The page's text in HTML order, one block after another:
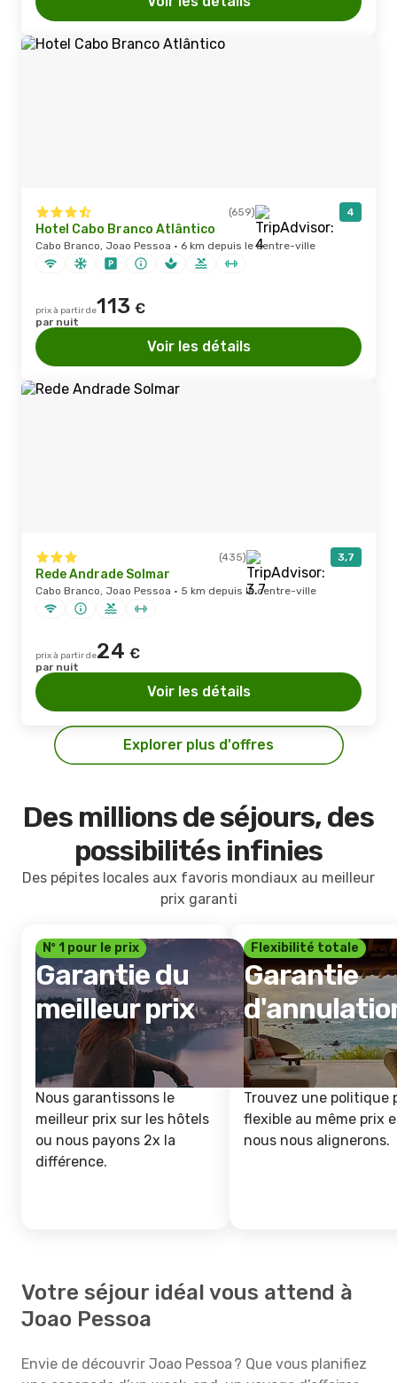
(659) 4
Hotel Cabo Branco Atlântico
Cabo Branco, Joao Pessoa · 6 km depuis le centre-ville
prix à partir de113 €
par nuit
Voir les détails
(435) 3,7
Rede Andrade Solmar
Cabo Branco, Joao Pessoa · 5 km depuis le centre-ville
prix à partir de24 €
par nuit
Voir les détails
Explorer plus d'offres
Des millions de séjours, des
possibilités infinies
Des pépites locales aux favoris mondiaux au meilleur
prix garanti
Nº 1 pour le prix
Garantie du
meilleur prix
Nous garantissons le
meilleur prix sur les hôtels
ou nous payons 2x la
différence.
Flexibilité totale
Garantie
Trouvez une politique
flexible au même prix
nous nous alignerons.
Votre séjour idéal vous attend à
Joao Pessoa
Envie de découvrir Joao Pessoa ? Que vous planifiez